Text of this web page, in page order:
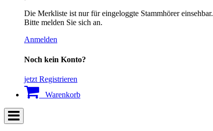
Die Merkliste ist nur für eingeloggte Stammhörer einsehbar.
Bitte melden Sie sich an.
Anmelden
Noch kein Konto?
jetzt Registrieren
Warenkorb